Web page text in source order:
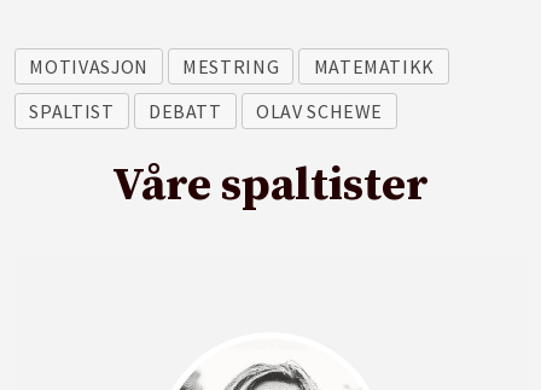
MOTIVASJON MESTRING
MATEMATIKK
SPALTIST
DEBATT OLAV SCHEWE
Våre spaltister